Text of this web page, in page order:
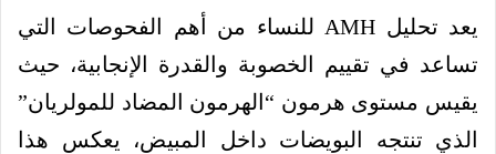
يعد تحليل AMH للنساء من أهم الفحوصات التي
تساعد في تقييم الخصوبة والقدرة الإنجابية، حيث
يقيس مستوى هرمون “الهرمون المضاد للمولريان”
الذي تنتجه البويضات داخل المبيض، يعكس هذا